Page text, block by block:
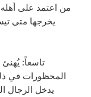
من اعتمد على
يخرجها متى
المحظورات في
يدخل الرجال